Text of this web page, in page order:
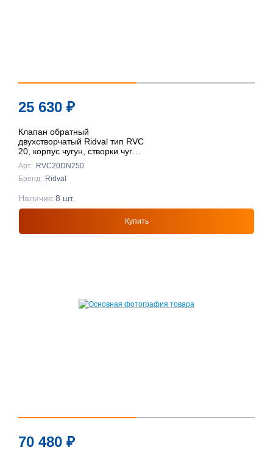
25 630 ₽
Клапан обратный
двухстворчатый Ridval тип RVC
20, корпус чугун, створки чуг
DN250 КРАСНЫЙ
Арт: RVC20DN250
Бренд: Ridval
Купить
Наличие:8 шт.
70 480 ₽